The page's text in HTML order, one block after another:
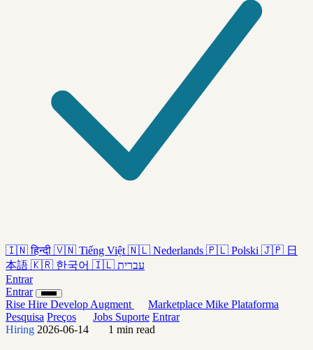
🇮🇳 हिन्दी 🇻🇳 Tiếng Việt 🇳🇱 Nederlands 🇵🇱 Polski 🇯🇵 日
本語 🇰🇷 한국어 🇮🇱 עברית
Entrar
Entrar
Rise Hire Develop Augment Marketplace Mike Plataforma
Pesquisa Preços Jobs Suporte Entrar
Hiring 2026-06-14 1 min read